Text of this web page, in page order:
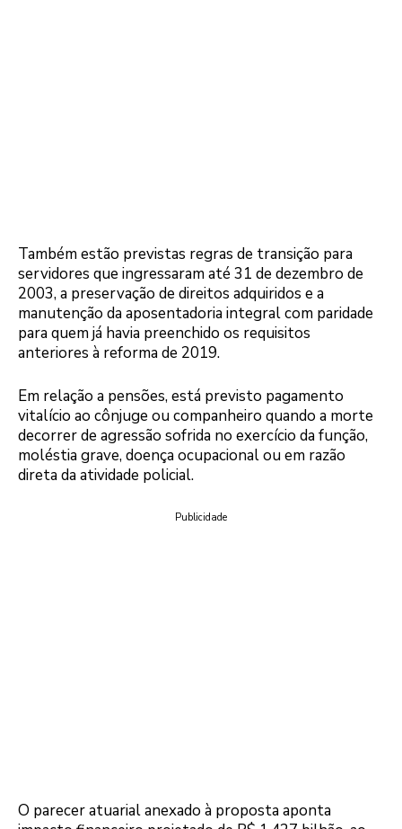
Também estão previstas regras de transição para
servidores que ingressaram até 31 de dezembro de
2003, a preservação de direitos adquiridos e a
manutenção da aposentadoria integral com paridade
para quem já havia preenchido os requisitos
anteriores à reforma de 2019.
Em relação a pensões, está previsto pagamento
vitalício ao cônjuge ou companheiro quando a morte
decorrer de agressão sofrida no exercício da função,
moléstia grave, doença ocupacional ou em razão
direta da atividade policial.
Publicidade
O parecer atuarial anexado à proposta aponta